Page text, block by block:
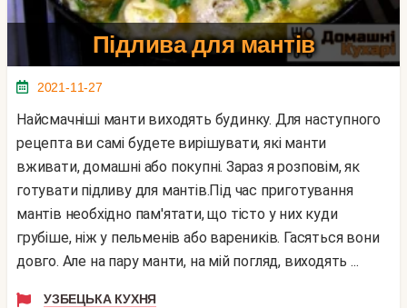
Підлива для мантів
2021-11-27
Найсмачніші манти виходять будинку. Для наступного
рецепта ви самі будете вирішувати, які манти
вживати, домашні або покупні. Зараз я розповім, як
готувати підливу для мантів.Під час приготування
мантів необхідно пам'ятати, що тісто у них куди
грубіше, ніж у пельменів або вареників. Гасяться вони
довго. Але на пару манти, на мій погляд, виходять ...
УЗБЕЦЬКА КУХНЯ